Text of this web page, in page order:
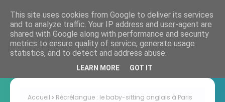
Accueil Récrélangue : le baby-sitting anglais à Paris
This site uses cookies from Google to deliver its services
and to analyze traffic. Your IP address and user-agent are
shared with Google along with performance and security
metrics to ensure quality of service, generate usage
statistics, and to detect and address abuse.
LEARN MORE GOT IT